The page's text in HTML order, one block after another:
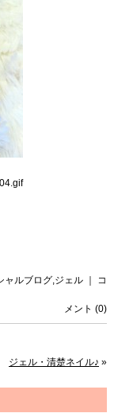
ャルブログ,ジェル コ
メント (0)
ジェル・清楚ネイル♪ »